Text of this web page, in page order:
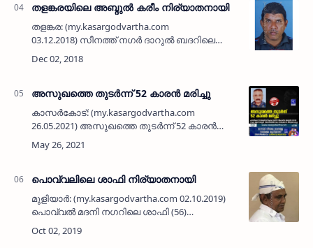
തളങ്കരയിലെ അബ്ദുല്‍ കരീം നിര്യാതനായി
തളങ്കര: (my.kasargodvartha.com
03.12.2018) സീനത്ത് നഗര്‍ ദാറുല്‍ ബദറിലെ
പരേതരായ അബ്ദുല്ല- ആമിന ദമ്പതികളുടെ
മകന്‍ അബ്ദുല്‍ കരീം (55) നിര്യാതനായി. ഭാര്യ:
അസുഖത്തെ തുടർന്ന് 52 കാരൻ മരിച്ചു
കാസർകോട്: (my.kasargodvartha.com
26.05.2021) അസുഖത്തെ തുടർന്ന് 52 കാരൻ
മരിച്ചു. കാസർകോട് തായലങ്ങാടി ക്ലോക്
ടവറിന് സമീപത്തെ നസീമ മൻസിലിൽ
പൊവ്വലിലെ ശാഫി നിര്യാതനായി
മുളിയാര്‍: (my.kasargodvartha.com 02.10.2019)
പൊവ്വല്‍ മദനി നഗറിലെ ശാഫി (56)
നിര്യാതനായി. മുസ്‌ലിംലീഗ്
പ്രവര്‍ത്തകനായിരുന്നു. മേസ്ത്രി അബ്ദുല്ല-ഖദീജ